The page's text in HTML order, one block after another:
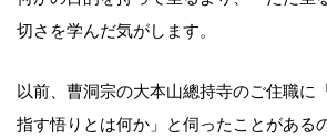
切さを学んだ気がします。
以前、曹洞宗の大本山總持寺のご住職に
指す悟りとは何か」と伺ったことがある